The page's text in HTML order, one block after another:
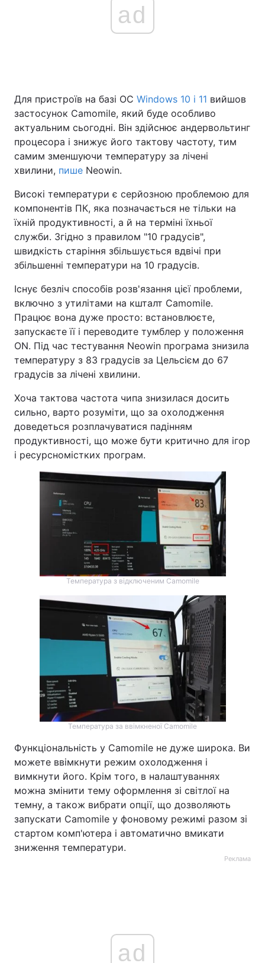
ad
Для пристроїв на базі ОС Windows 10 і 11 вийшов
застосунок Camomile, який буде особливо
актуальним сьогодні. Він здійснює андервольтинг
процесора і знижує його тактову частоту, тим
самим зменшуючи температуру за лічені
хвилини, пише Neowin.
Високі температури є серйозною проблемою для
компонентів ПК, яка позначається не тільки на
їхній продуктивності, а й на терміні їхньої
служби. Згідно з правилом "10 градусів",
швидкість старіння збільшується вдвічі при
збільшенні температури на 10 градусів.
Існує безліч способів розв'язання цієї проблеми,
включно з утилітами на кшталт Camomile.
Працює вона дуже просто: встановлюєте,
запускаєте її і переводите тумблер у положення
ON. Під час тестування Neowin програма знизила
температуру з 83 градусів за Цельсієм до 67
градусів за лічені хвилини.
Хоча тактова частота чипа знизилася досить
сильно, варто розуміти, що за охолодження
доведеться розплачуватися падінням
продуктивності, що може бути критично для ігор
і ресурсномістких програм.
Температура з відключеним Camomile
Температура за ввімкненої Camomile
Функціональність у Camomile не дуже широка. Ви
можете ввімкнути режим охолодження і
вимкнути його. Крім того, в налаштуваннях
можна змінити тему оформлення зі світлої на
темну, а також вибрати опції, що дозволяють
запускати Camomile у фоновому режимі разом зі
стартом комп'ютера і автоматично вмикати
зниження температури.
Реклама
ad